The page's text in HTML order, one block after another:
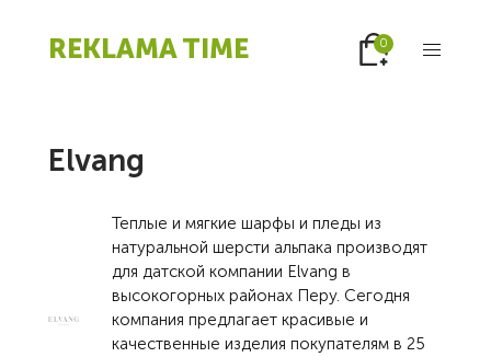
REKLAMA TIME 0
Elvang
Теплые и мягкие шарфы и пледы из
натуральной шерсти альпака производят
для датской компании Elvang в
высокогорных районах Перу. Сегодня
компания предлагает красивые и
качественные изделия покупателям в 25